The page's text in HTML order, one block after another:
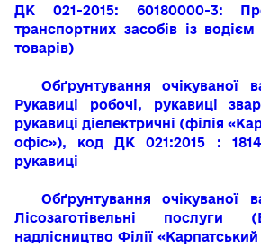
ДК 021-2015: 60180000-3:
транспортних засобів із
товарів)
Обґрунтування очікуваної
Рукавиці робочі, рукавиці
рукавиці діелектричні (філія
офіс»), кодДК 021:2015 :
рукавиці
Обґрунтування очікуваної
Лісозаготівельні послуги
надлісництво Філії